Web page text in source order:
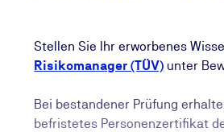
Stellen Sie Ihr erworbenes
Risikomanager (TÜV) unter
Bei bestandener Prüfung
befristetes Personenzertifikat